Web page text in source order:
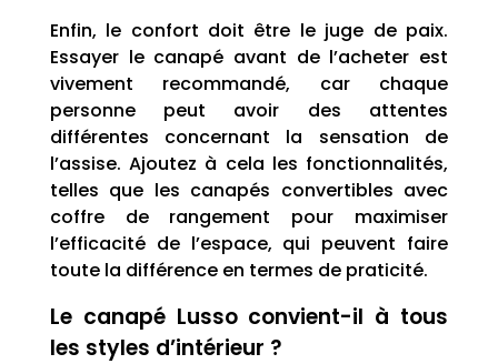
Enfin, le confort doit être le juge de paix.
Essayer le canapé avant de l’acheter est
vivement recommandé, car chaque
personne peut avoir des attentes
différentes concernant la sensation de
l’assise. Ajoutez à cela les fonctionnalités,
telles que les canapés convertibles avec
coffre de rangement pour maximiser
l’efficacité de l’espace, qui peuvent faire
toute la différence en termes de praticité.
Le canapé Lusso convient-il à tous
les styles d’intérieur ?